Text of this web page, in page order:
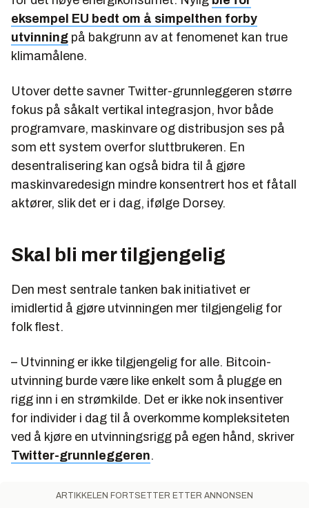
eksempel EU bedt om å simpelthen forby
utvinning på bakgrunn av at fenomenet kan true
klimamålene.
Utover dette savner Twitter-grunnleggeren større
fokus på såkalt vertikal integrasjon, hvor både
programvare, maskinvare og distribusjon ses på
som ett system overfor sluttbrukeren. En
desentralisering kan også bidra til å gjøre
maskinvaredesign mindre konsentrert hos et fåtall
aktører, slik det er i dag, ifølge Dorsey.
Skal bli mer tilgjengelig
Den mest sentrale tanken bak initiativet er
imidlertid å gjøre utvinningen mer tilgjengelig for
folk flest.
– Utvinning er ikke tilgjengelig for alle. Bitcoin-
utvinning burde være like enkelt som å plugge en
rigg inn i en strømkilde. Det er ikke nok insentiver
for individer i dag til å overkomme kompleksiteten
ved å kjøre en utvinningsrigg på egen hånd, skriver
Twitter-grunnleggeren.
ARTIKKELEN FORTSETTER ETTER ANNONSEN